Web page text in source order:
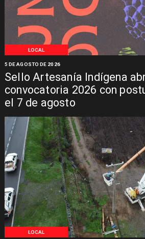
LOCAL
Sello Artesanía Indígena
convocatoria 2026 con
el 7 de agosto
5 DE AGOSTO DE 2026
LOCAL